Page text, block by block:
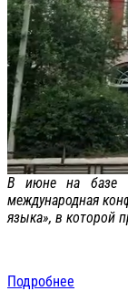
В июне на базе
международная
языка», в которой
Подробнее